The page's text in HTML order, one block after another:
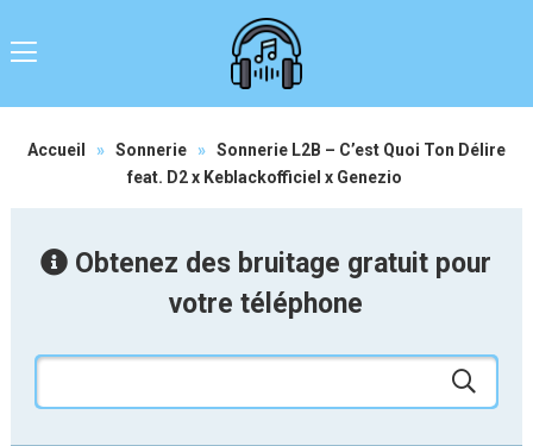
Accueil » Sonnerie » Sonnerie L2B – C’est Quoi Ton Délire
feat. D2 x Keblackofficiel x Genezio
Obtenez des bruitage gratuit pour
votre téléphone